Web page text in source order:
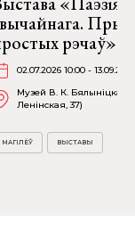
рэчаў» у
02.07.2026 10:00 -
Музей В. К. Бялыніцкага-
Ленінская, 37)
МАГІЛЁЎ ВЫСТАВЫ